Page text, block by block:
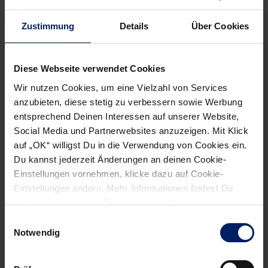
Zustimmung Details Über Cookies
Diese Webseite verwendet Cookies
Wir nutzen Cookies, um eine Vielzahl von Services
anzubieten, diese stetig zu verbessern sowie Werbung
entsprechend Deinen Interessen auf unserer Website,
Social Media und Partnerwebsites anzuzeigen. Mit Klick
auf „OK“ willigst Du in die Verwendung von Cookies ein.
Du kannst jederzeit Änderungen an deinen Cookie-
Einstellungen vornehmen, klicke dazu auf Cookie-
Einstellungen ändern. Mehr Informationen findest Du
außerdem in unsererDatenschutzerklärung.
Notwendig
Jacobsen: Wir haben ja auch schon vorher gezeigt, dass wir
schönen Handball spielen können. Dieses Jahr waren wir
nur leider nicht breit genug aufgestellt – und das hat uns
am Ende vielleicht die entscheidenden Punkte in der
Wie sieht Deine Saison-Analyse aus?
Jacobsen: Wir werden natürlich schauen, was gut gelaufen
ist und was nicht. Klar ist: Wir stehen vor einem Umbruch.
Im Sommer kommen viele neue Spieler. Wir bekommen
einen neuen Innenblock, neue Kreisläufer, einen neuen